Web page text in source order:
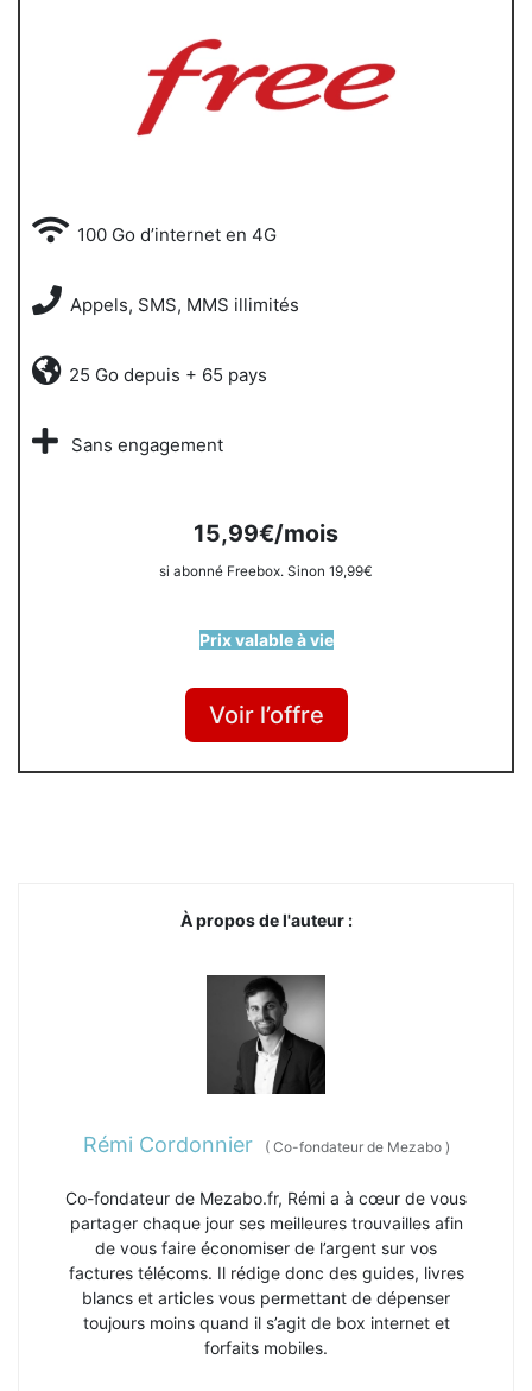
100 Go d’internet en 4G
Appels, SMS, MMS illimités
25 Go depuis + 65 pays
Sans engagement
15,99€/mois
si abonné Freebox. Sinon 19,99€
Prix valable à vie
Voir l’offre
À propos de l'auteur :
Rémi Cordonnier (Co-fondateur de Mezabo )
Co-fondateur de Mezabo.fr, Rémi a à cœur de vous
partager chaque jour ses meilleures trouvailles afin
de vous faire économiser de l’argent sur vos
factures télécoms. Il rédige donc des guides, livres
blancs et articles vous permettant de dépenser
toujours moins quand il s’agit de box internet et
forfaits mobiles.